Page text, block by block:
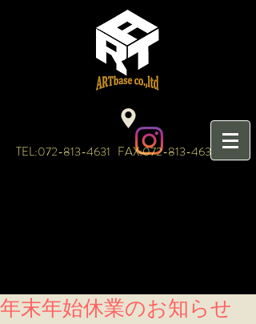
TEL:072-813-4631 FAX:072-813-4632
年末年始休業のお知らせ